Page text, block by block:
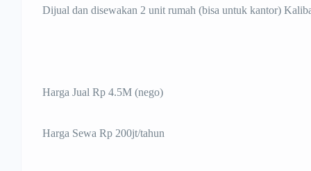
Dijual dan disewakan 2 unit rumah (bisa untuk kantor)
Harga Jual Rp 4.5M (nego)
Harga Sewa Rp 200jt/tahun